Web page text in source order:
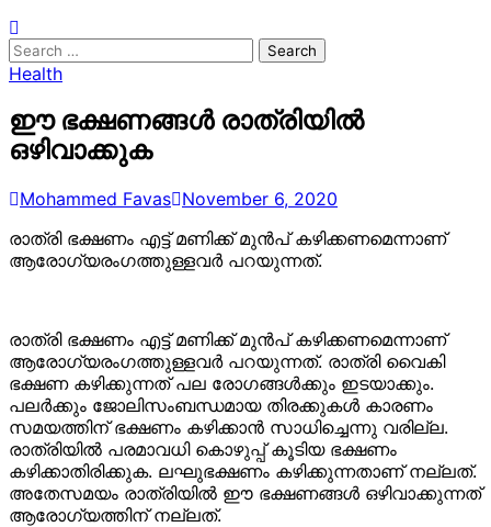
Search
for:
Health
ഈ ഭക്ഷണങ്ങള്‍ രാത്രിയില്‍
ഒഴിവാക്കുക
Mohammed Favas November 6, 2020
രാത്രി ഭക്ഷണം എട്ട് മണിക്ക് മുന്‍പ് കഴിക്കണമെന്നാണ്
ആരോഗ്യരംഗത്തുള്ളവര്‍ പറയുന്നത്.
രാത്രി ഭക്ഷണം എട്ട് മണിക്ക് മുന്‍പ് കഴിക്കണമെന്നാണ്
ആരോഗ്യരംഗത്തുള്ളവര്‍ പറയുന്നത്. രാത്രി വൈകി
ഭക്ഷണ കഴിക്കുന്നത് പല രോഗങ്ങള്‍ക്കും ഇടയാക്കും.
പലര്‍ക്കും ജോലിസംബന്ധമായ തിരക്കുകള്‍ കാരണം
സമയത്തിന് ഭക്ഷണം കഴിക്കാന്‍ സാധിച്ചെന്നു വരില്ല.
രാത്രിയില്‍ പരമാവധി കൊഴുപ്പ് കൂടിയ ഭക്ഷണം
കഴിക്കാതിരിക്കുക. ലഘുഭക്ഷണം കഴിക്കുന്നതാണ് നല്ലത്.
അതേസമയം രാത്രിയിൽ ഈ ഭക്ഷണങ്ങൾ ഒഴിവാക്കുന്നത്
ആരോഗ്യത്തിന് നല്ലത്.